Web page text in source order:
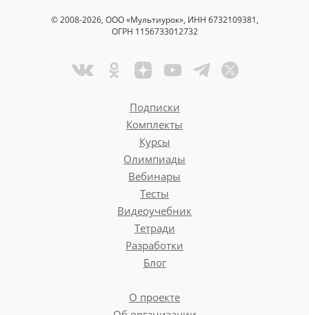
© 2008-2026, ООО «Мультиурок», ИНН 6732109381,
ОГРН 1156733012732
Подписки
Комплекты
Курсы
Олимпиады
Вебинары
Тесты
Видеоучебник
Тетради
Разработки
Блог
О проекте